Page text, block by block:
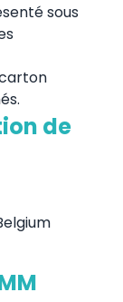
sous
de